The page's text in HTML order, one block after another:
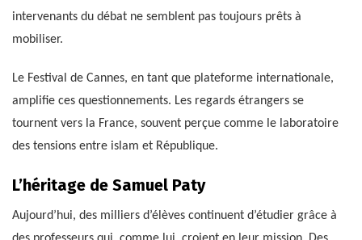
intervenants du débat ne semblent pas toujours prêts à
mobiliser.
Le Festival de Cannes, en tant que plateforme internationale,
amplifie ces questionnements. Les regards étrangers se
tournent vers la France, souvent perçue comme le laboratoire
des tensions entre islam et République.
L’héritage de Samuel Paty
Aujourd’hui, des milliers d’élèves continuent d’étudier grâce à